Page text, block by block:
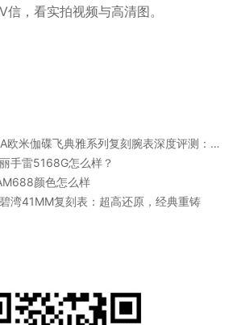
，看实拍视频与高清图。
飞典雅系列复刻腕表深度评测：卓越工艺与精准品质的完美呈现》
手雷5168G怎么样？
颜色怎么样
湾41MM复刻表：超高还原，经典重铸